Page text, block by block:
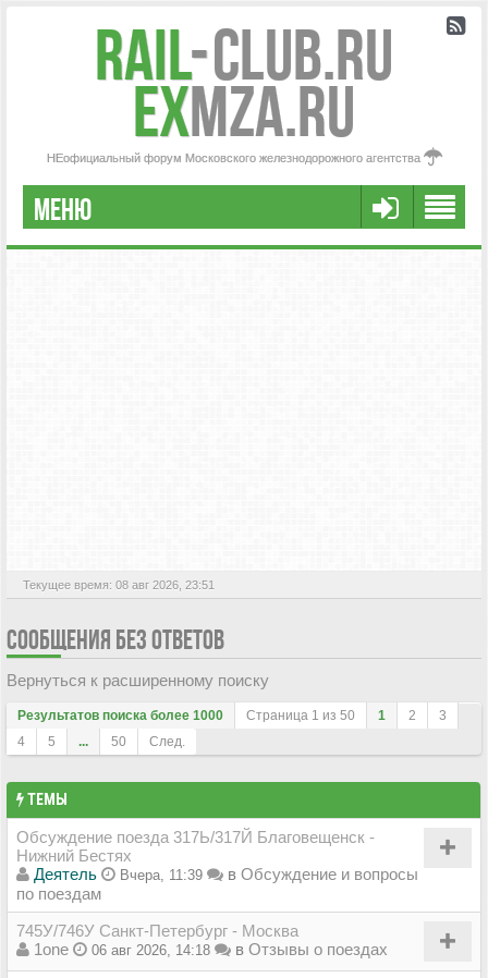
Rail-Club.RU
exMZA.RU
НЕофициальный форум Московского железнодорожного агентства
МЕНЮ
РЕГИСТРАЦИЯ
Текущее время: 08 авг 2026, 23:51
СООБЩЕНИЯ БЕЗ ОТВЕТОВ
Вернуться к расширенному поиску
Результатов поиска более 1000 Страница 1 из 50 1 2
3
4
5 ... 50 След.
ТЕМЫ
Обсуждение поезда 317Ь/317Й Благовещенск -
Нижний Бестях
Деятель
Вчера, 11:39 в Обсуждение и вопросы
по поездам
745У/746У Санкт-Петербург - Москва
1one
06 авг 2026, 14:18 в Отзывы о поездах